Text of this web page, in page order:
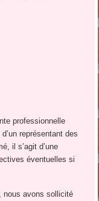
professionnelle
représentant des
il s’agit d’une
éventuelles si
nous avons sollicité